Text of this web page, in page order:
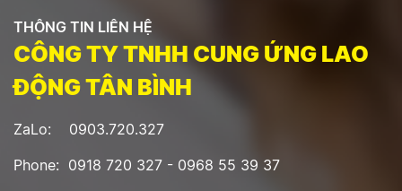
THÔNG TIN LIÊN HỆ
CÔNG TY TNHH CUNG ỨNG LAO
ĐỘNG TÂN BÌNH
ZaLo: 0903.720.327
Phone: 0918 720 327 - 0968 55 39 37